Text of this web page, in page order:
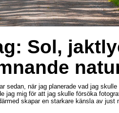
Sol,
sedan, när jag planerade vad jag
jag mig för att jag skulle försöka
skapar en starkare känsla av just